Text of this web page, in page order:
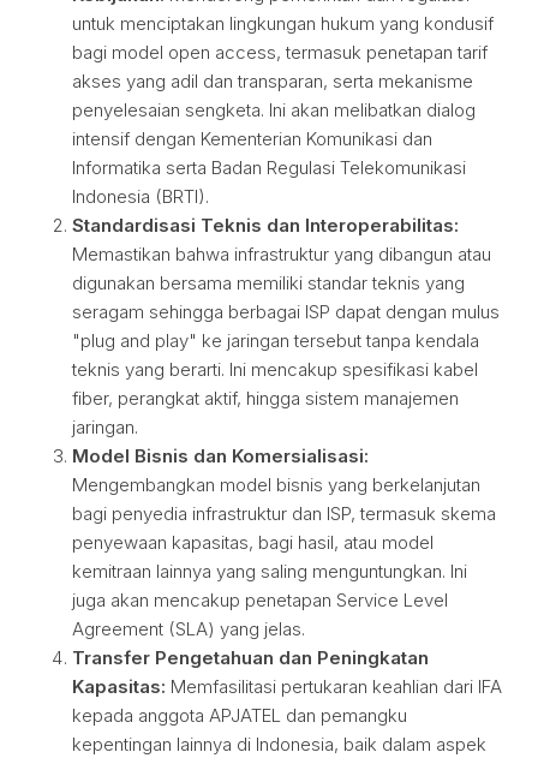
untuk menciptakan lingkungan hukum yang kondusif
bagi model open access, termasuk penetapan tarif
akses yang adil dan transparan, serta mekanisme
penyelesaian sengketa. Ini akan melibatkan dialog
intensif dengan Kementerian Komunikasi dan
Informatika serta Badan Regulasi Telekomunikasi
Indonesia (BRTI).
Standardisasi Teknis dan Interoperabilitas:
Memastikan bahwa infrastruktur yang dibangun atau
digunakan bersama memiliki standar teknis yang
seragam sehingga berbagai ISP dapat dengan mulus
"plug and play" ke jaringan tersebut tanpa kendala
teknis yang berarti. Ini mencakup spesifikasi kabel
fiber, perangkat aktif, hingga sistem manajemen
jaringan.
Model Bisnis dan Komersialisasi:
Mengembangkan model bisnis yang berkelanjutan
bagi penyedia infrastruktur dan ISP, termasuk skema
penyewaan kapasitas, bagi hasil, atau model
kemitraan lainnya yang saling menguntungkan. Ini
juga akan mencakup penetapan Service Level
Agreement (SLA) yang jelas.
Transfer Pengetahuan dan Peningkatan
Kapasitas: Memfasilitasi pertukaran keahlian dari IFA
kepada anggota APJATEL dan pemangku
kepentingan lainnya di Indonesia, baik dalam aspek